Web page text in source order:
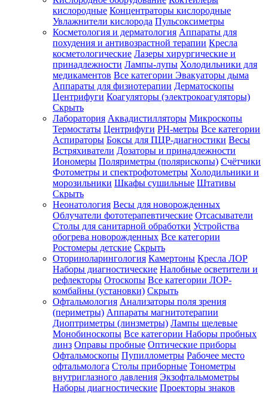
Зарегистрироваться
Зачем
регистрироваться?
Все
покупки
одном
месте
Личный
менеджер
Отслеживание
статуса
заказа
кислородные Концентраторы кислородные
Увлажнители кислорода Пульсоксиметры
Косметология и дерматология Аппараты для
похудения и антивозрастной терапии Кресла
косметологические Лазеры хирургические и
принадлежности Лампы-лупы Холодильники для
медикаментов Все категории Эвакуаторы дыма
Аппараты для физиотерапии Дерматоскопы
Центрифуги Коагуляторы (электрокоагуляторы)
Скрыть
Лаборатория Аквадистилляторы Микроскопы
Термостаты Центрифуги PH-метры Все категории
Аспираторы Боксы для ПЦР-диагностики Весы
Встряхиватели Дозаторы и принадлежности
Иономеры Поляриметры (полярископы) Счётчики
Фотометры и спектрофотометры Холодильники и
морозильники Шкафы сушильные Штативы
Скрыть
Неонатология Весы для новорожденных
Облучатели фототерапевтические Отсасыватели
Столы для санитарной обработки Устройства
обогрева новорожденных Все категории
Ростомеры детские Скрыть
Оториноларингология Камертоны Кресла ЛОР
Наборы диагностические Налобные осветители и
рефлекторы Отоскопы Все категории ЛОР-
комбайны (установки) Скрыть
Офтальмология Анализаторы поля зрения
(периметры) Аппараты магнитотерапии
Диоптриметры (линзметры) Лампы щелевые
Монобиноскопы Все категории Наборы пробных
линз Оправы пробные Оптические приборы
Офтальмоскопы Пупиллометры Рабочее место
офтальмолога Столы приборные Тонометры
внутриглазного давления Экзофтальмометры
Наборы диагностические Проекторы знаков